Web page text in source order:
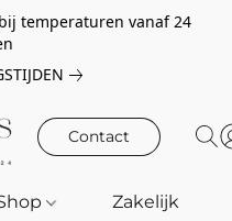
temperaturen vanaf 24
Contact
Zakelijk